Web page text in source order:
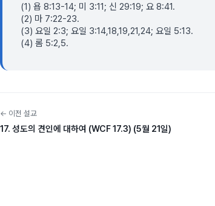
(1) 욥 8:13-14; 미 3:11; 신 29:19; 요 8:41.
(2) 마 7:22-23.
(3) 요일 2:3; 요일 3:14,18,19,21,24; 요일 5:13.
(4) 롬 5:2,5.
← 이전 설교
17. 성도의 견인에 대하여 (WCF 17.3) (5월 21일)